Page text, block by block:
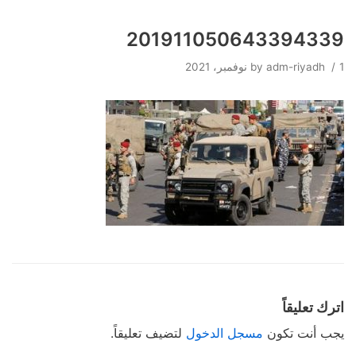
Skip
to
201911050643394339
by adm-riyadh 1 نوفمبر، 2021
اترك تعليقاً
يجب أنت تكون مسجل الدخول لتضيف تعليقاً.